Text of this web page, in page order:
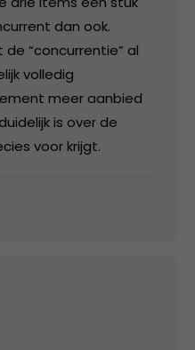
dan ook.
de “concurrentie” al
volledig
meer aanbied
is over de
voor krijgt.